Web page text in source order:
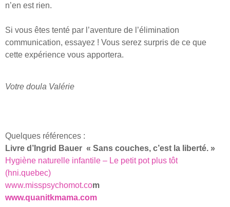
n’en est rien.
Si vous êtes tenté par l’aventure de l’élimination
communication, essayez ! Vous serez surpris de ce que
cette expérience vous apportera.
Votre doula Valérie
Quelques références :
Livre d’Ingrid Bauer « Sans couches, c’est la liberté. »
Hygiène naturelle infantile – Le petit pot plus tôt
(hni.quebec)
www.misspsychomot.com
www.quanitkmama.com